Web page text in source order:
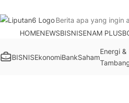
HOMENEWSBISNISENAM PLUS
BISNISEkonomiBankSaham
Energi &